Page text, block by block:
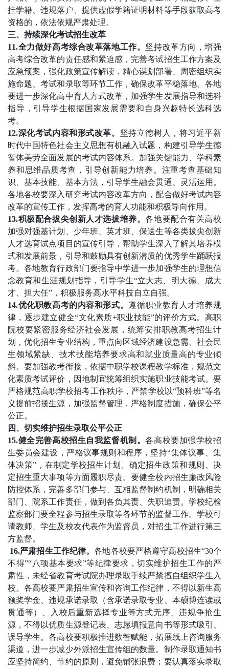
挂学籍、违规落户、提供虚假学籍证明材料等手段获取高考
资格的，依法依规严肃处理。
三、持续深化考试招生改革
11.全力做好高考综合改革落地工作。 坚持改革方向，增强
高考综合改革的责任感和紧迫感，完善考试招生工作方案及
应急预案，强化政策宣传解读，精心谋划部署、周密组织实
施命题、考试和录取等环节工作，确保改革平稳落地。各地
要进一步深化高中育人方式改革，加强学生发展指导和选科
指导，引导学生根据国家发展需要和自身兴趣特长选科选
考。
12.深化考试内容和形式改革。 坚持立德树人，将习近平新
时代中国特色社会主义思想有机融入试题，构建引导学生德
智体美劳全面发展的考试内容体系。加强关键能力、学科素
养和思维品质考查，引导创新能力培养。注重考查基础知
识、基本技能、基本方法，引导学生融会贯通、灵活运用。
各地各校要深入研究考试内容改革方向，配合做好考试内容
改革的宣传工作，发挥高考的育人功能和积极导向作用。
13.积极配合拔尖创新人才选拔培养。各地要配合有关高校
加强对强基计划、少年班、英才班、保送生等各类拔尖创新
人才选育试点项目的宣传引导，帮助学生深入了解其培养模
式和发展前景，引导和鼓励具有创新潜质的优秀学生踊跃报
考。各地教育行政部门要指导中学进一步加强学生的理想信
念教育和生涯规划指导，引导学生“立大志、明大德、成大
才、担大任”，积极服务高水平科技自立自强。
14.优化职教高考的内容和形式。遵循职业教育人才培养规
律，逐步建立健全“文化素质+职业技能”的评价方式。高职
院校要紧密服务经济社会发展，统筹安排职教高考招生计
划，优化招生专业结构，重点向区域经济建设急需、社会民
生领域紧缺、技术技能培养要求高和就业质量高的专业倾
斜。要加强教考衔接，依据中职学校课程教学标准，规范文
化素质考试评价，因地制宜统筹组织实施职业技能考试。要
严格规范高职学校招考工作秩序，严禁学校以“预科班”等名
义提前招揽生源，加强监督管理，严格制度措施，确保公平
公正。
四、切实维护招生录取公平公正
15.健全完善高校招生自我监督机制。各高校要加强学校招
生委员会建设，严格议事规则和程序，坚持“集体议事、集
体决策”，在制定学校招生计划、确定招生政策和规则、决
定招生重大事项等方面履职尽责。要健全校内招生廉政风险
防控体系，完善多部门参与、互相监督制约机制，明确相关
部门、院系工作责任，做到各负其责、失职追责。学校纪检
监察部门要全程参与招生录取等各环节的监督工作。学校可
请教师、学生及校友代表作为监督员，对招生工作进行第三
方监督。
16.严肃招生工作纪律。各地各校要严格遵守高校招生“30个
不得”“八项基本要求”等纪律要求，切实维护招生工作的严
肃性，未经省教育考试院办理录取手续严禁擅自组织学生入
校。各高校要严肃招生宣传和咨询工作纪律，不得以新生高
额奖学金、违规承诺录取（含承诺录取专业、本硕博连读或
贯通等）、入校后重新选择专业等方式无序、违规争抢生
源，不得以优质生源登记表、志愿填报意向书等形式吸引、
误导学生。各高校要积极推进数智赋能，拓展线上咨询服务
渠道，进一步减少外派招生宣传组的数量。制作录取通知书
应坚持简约、节约的原则，避免铺张浪费；要认真落实录取